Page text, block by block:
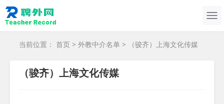
当前位置： 首页 > 外教中介名单 > （骏齐）上海文化传媒
（骏齐）上海文化传媒